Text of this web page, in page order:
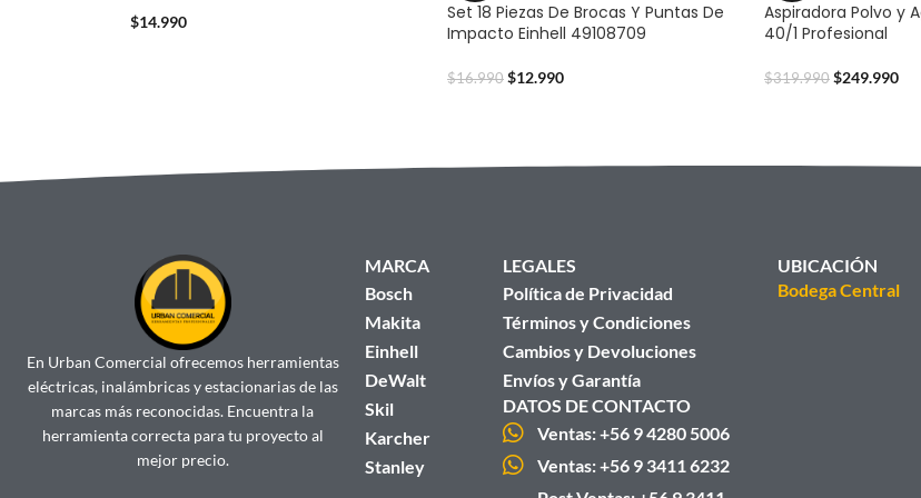
$14.990
Set 18 Piezas De Brocas Y Puntas De
Impacto Einhell 49108709
$16.990 $12.990
Aspiradora Polvo y
40/1 Profesional
$319.990 $249.990
En Urban Comercial ofrecemos herramientas
eléctricas, inalámbricas y estacionarias de las
marcas más reconocidas. Encuentra la
herramienta correcta para tu proyecto al
mejor precio.
MARCA
Bosch
Makita
Einhell
DeWalt
Skil
Karcher
Stanley
LEGALES
Política de Privacidad
Términos y Condiciones
Cambios y Devoluciones
Envíos y Garantía
DATOS DE CONTACTO
Ventas: +56 9 4280 5006
Ventas: +56 9 3411 6232
UBICACIÓN
Bodega Central